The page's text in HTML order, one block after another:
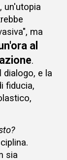
un'utopia
ma
al
.
dialogo, e la
fiducia,
sia